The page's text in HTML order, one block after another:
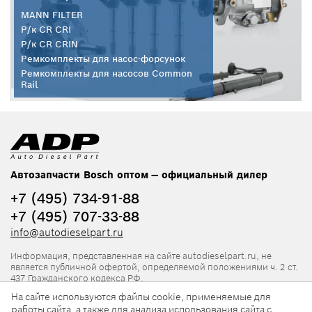
MANN FILTER
Р/к CR CRI
Р/к CR CRIN
Ремкомплекты для насос-форсунок
Ремкомплекты для насосов Common
Rail
Автозапчасти Bosch оптом — официальный дилер
+7 (495) 734-91-88
+7 (495) 707-33-88
info@autodieselpart.ru
Информация, представленная на сайте autodieselpart.ru, не
является публичной офертой, определяемой положениями ч. 2 ст.
437 Гражданского кодекса РФ.
Нормативная документация
На сайте используются файлы cookie, применяемые для
работы сайта, а также для анализа использования сайта с